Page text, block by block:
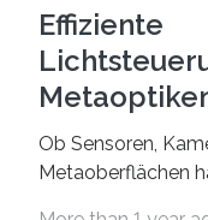
Effiziente
Innovative
Ob Sensoren,
Metaoberflächen